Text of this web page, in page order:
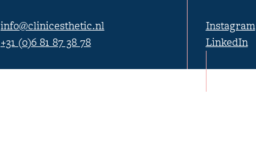
info@clinicesthetic.nl
+31 (0)6 81 87 38 78
Instagram
LinkedIn